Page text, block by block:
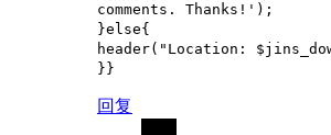
comments. Thanks!');
}else{
header("Location:
}}
回复